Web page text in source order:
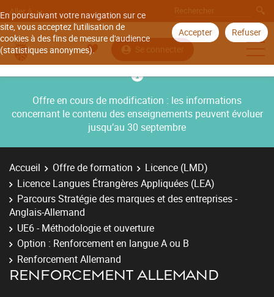
En poursuivant votre navigation sur ce
site, vous acceptez l'utilisation de
cookies à des fins de mesure d'audience
(statistiques anonymes).
Accepter Refuser
Aller à
Se connecter
Offre en cours de modification : les informations
concernant le contenu des enseignements peuvent évoluer
jusqu’au 30 septembre
Accueil Offre de formation
Licence (LMD)
Licence Langues Étrangères Appliquées (LEA)
Parcours Stratégie des marques et des entreprises -
Anglais-Allemand
UE6 - Méthodologie et ouverture
Option : Renforcement en langue A ou B
Renforcement Allemand
RENFORCEMENT ALLEMAND